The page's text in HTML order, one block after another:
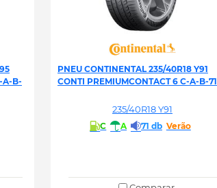
A-B-
PNEU CONTINENTAL 235/40R18 Y91
CONTI PREMIUMCONTACT 6 C-A-B-71
235/40R18 Y91
C A 71 db Verão